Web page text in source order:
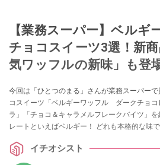
【業務スーパー】ベルギ
チョコスイーツ3選！新
気ワッフルの新味」も登
今回は「ひとつのまる」さんが業務スーパー
コスイーツ「ベルギーワッフル ダークチョコ
ラ」「チョコ＆キャラメルフレークバイツ」
レートといえばベルギー！ どれも本格的な味
アップしていますので、ぜひ参考にしてみて
イチオシスト